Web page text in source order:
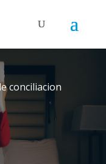
conciliacion